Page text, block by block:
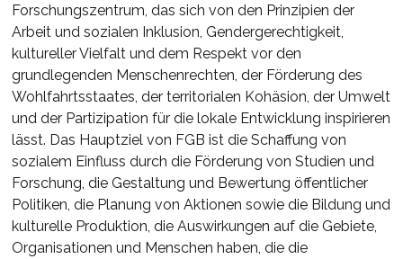
Forschungszentrum, das sich von den Prinzipien der
Arbeit und sozialen Inklusion, Gendergerechtigkeit,
kultureller Vielfalt und dem Respekt vor den
grundlegenden Menschenrechten, der Förderung des
Wohlfahrtsstaates, der territorialen Kohäsion, der Umwelt
und der Partizipation für die lokale Entwicklung inspirieren
lässt. Das Hauptziel von FGB ist die Schaffung von
sozialem Einfluss durch die Förderung von Studien und
Forschung, die Gestaltung und Bewertung öffentlicher
Politiken, die Planung von Aktionen sowie die Bildung und
kulturelle Produktion, die Auswirkungen auf die Gebiete,
Organisationen und Menschen haben, die die